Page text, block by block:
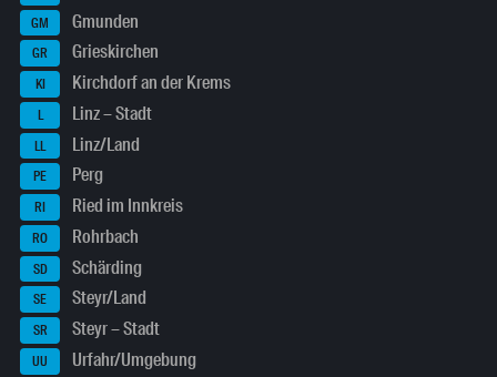
GM Gmunden
GR Grieskirchen
KI Kirchdorf an der Krems
L Linz – Stadt
LL Linz/Land
PE Perg
RI Ried im Innkreis
RO Rohrbach
SD Schärding
SE Steyr/Land
SR Steyr – Stadt
UU Urfahr/Umgebung